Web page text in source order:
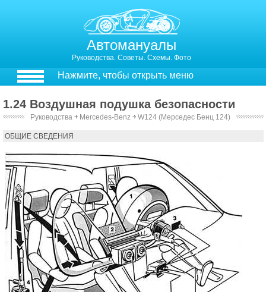
Автомануалы
Руководства. Советы. Схемы. Фото
Нажмите, чтобы открыть меню
1.24 Воздушная подушка безопасности
Руководства ￫ Mercedes-Benz ￫ W124 (Мерседес Бенц 124)
ОБЩИЕ СВЕДЕНИЯ